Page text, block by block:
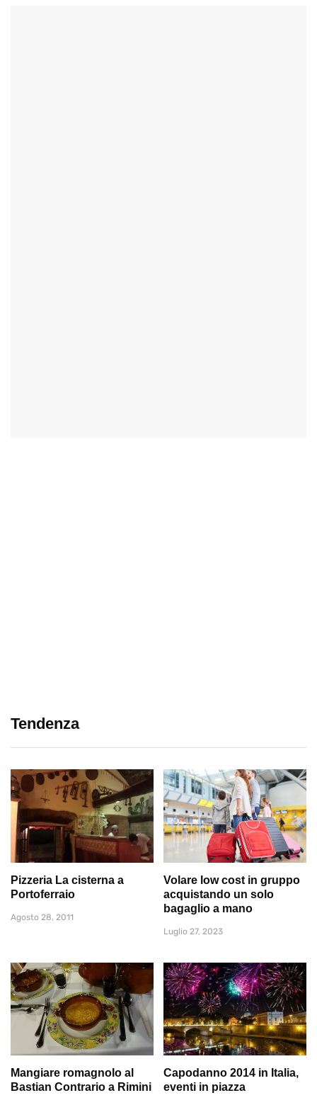
Tendenza
Pizzeria La cisterna a
Portoferraio
Agosto 28, 2011
Volare low cost in gruppo
acquistando un solo
bagaglio a mano
Luglio 27, 2023
Mangiare romagnolo al
Bastian Contrario a Rimini
Capodanno 2014 in Italia,
eventi in piazza